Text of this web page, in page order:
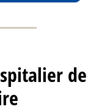
de